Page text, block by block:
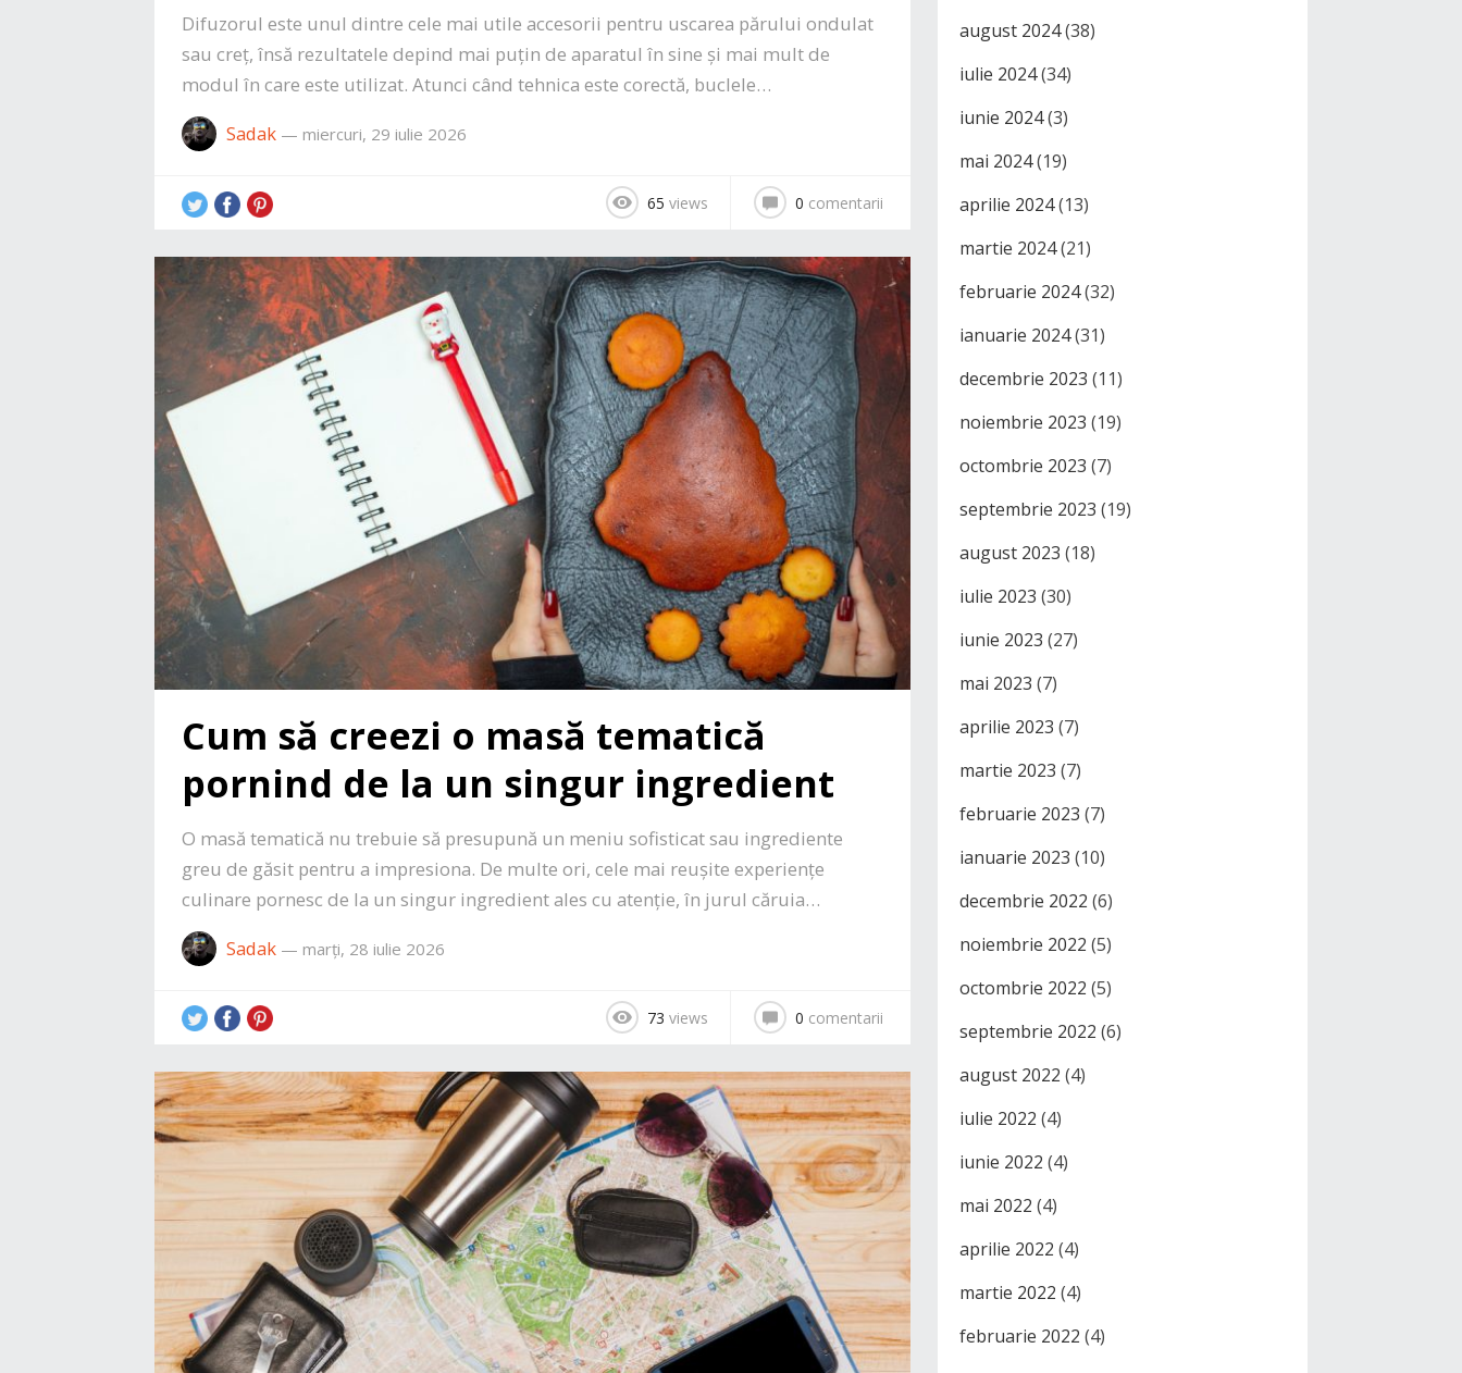
Difuzorul este unul dintre cele mai utile accesorii pentru uscarea părului ondulat
sau creț, însă rezultatele depind mai puțin de aparatul în sine și mai mult de
modul în care este utilizat. Atunci când tehnica este corectă, buclele…
Sadak — miercuri, 29 iulie 2026
65 views 0 comentarii
Cum să creezi o masă tematică
pornind de la un singur ingredient
O masă tematică nu trebuie să presupună un meniu sofisticat sau ingrediente
greu de găsit pentru a impresiona. De multe ori, cele mai reușite experiențe
culinare pornesc de la un singur ingredient ales cu atenție, în jurul căruia…
Sadak — marți, 28 iulie 2026
73 views 0 comentarii
august 2024(38)
iulie 2024(34)
iunie 2024(3)
mai 2024(19)
aprilie 2024(13)
martie 2024(21)
februarie 2024(32)
ianuarie 2024(31)
decembrie 2023 (11)
noiembrie 2023 (19)
octombrie 2023 (7)
septembrie 2023 (19)
august 2023 (18)
iulie 2023 (30)
iunie 2023 (27)
mai 2023 (7)
aprilie 2023 (7)
martie 2023 (7)
februarie 2023 (7)
ianuarie 2023 (10)
decembrie 2022 (6)
noiembrie 2022 (5)
octombrie 2022 (5)
septembrie 2022 (6)
august 2022 (4)
iulie 2022 (4)
iunie 2022 (4)
mai 2022 (4)
aprilie 2022 (4)
martie 2022 (4)
februarie 2022 (4)